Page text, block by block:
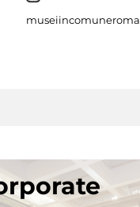
museiincomuneroma